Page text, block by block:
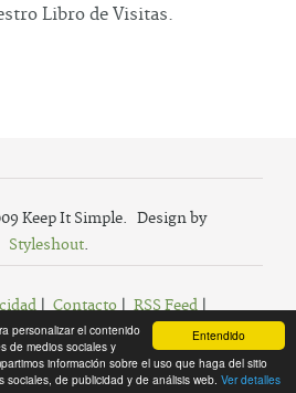
Entendido
personalizar el contenido
de medios sociales y
información sobre el uso que haga del sitio
de publicidad y de análisis web. Ver detalles
Libro de Visitas.
Keep It Simple. Design by
Styleshout.
| Contacto| RSS Feed|
a Favoritos